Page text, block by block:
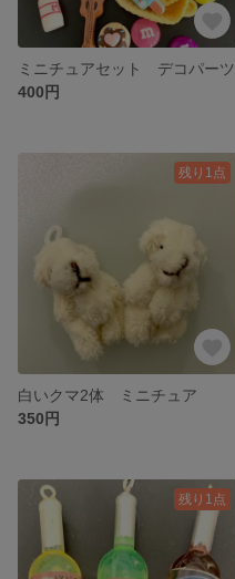
ミニチュアセット デコパーツ
400円
残り1点
白いクマ2体 ミニチュア
350円
残り1点